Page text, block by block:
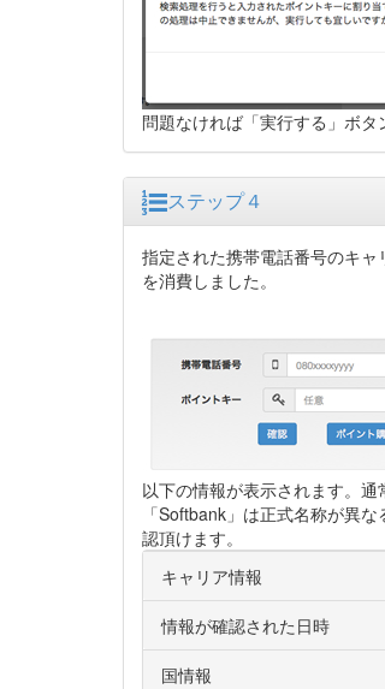
問題なければ「実行する」ボタ
ステップ４
指定された携帯電話番号のキ
を消費しました。
以下の情報が表示されます。
「Softbank」は正式名称が異
認頂けます。
キャリア情報
情報が確認された日時
国情報